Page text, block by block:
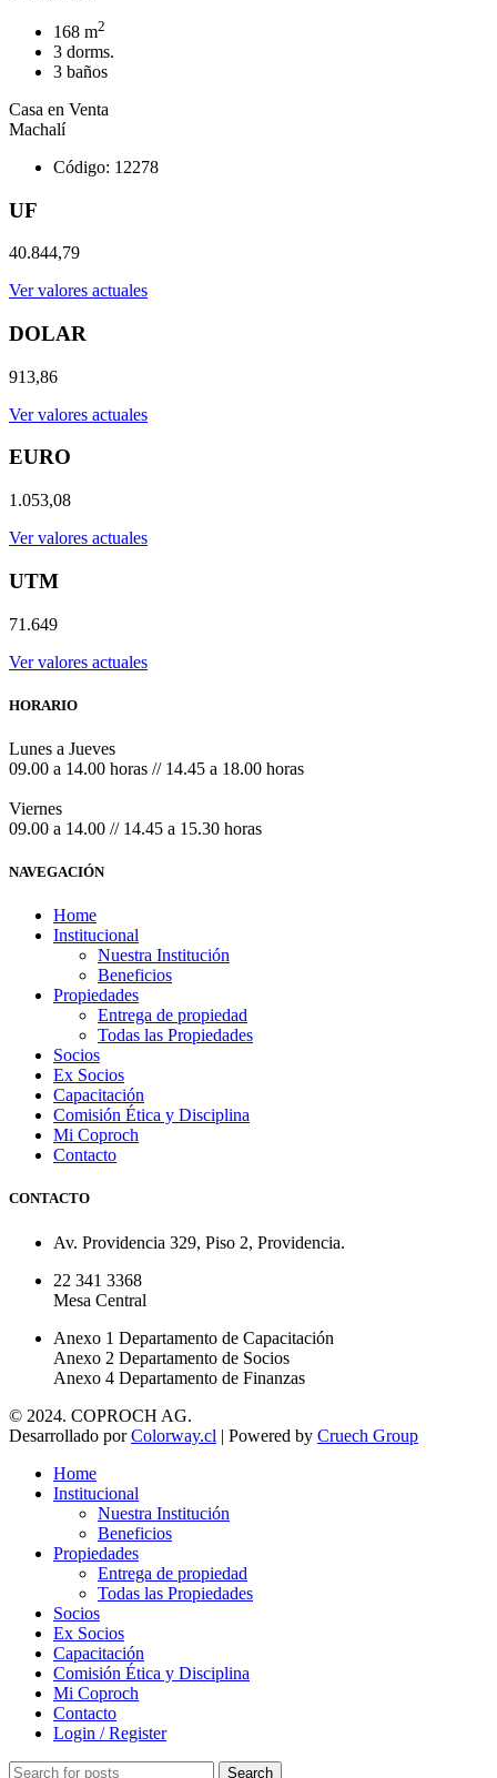
168 m2
3 dorms.
3 baños
Casa en Venta
Machalí
Código: 12278
UF
40.844,79
Ver valores actuales
DOLAR
913,86
Ver valores actuales
EURO
1.053,08
Ver valores actuales
UTM
71.649
Ver valores actuales
HORARIO
Lunes a Jueves
09.00 a 14.00 horas // 14.45 a 18.00 horas
Viernes
09.00 a 14.00 // 14.45 a 15.30 horas
NAVEGACIÓN
Home
Institucional
Nuestra Institución
Beneficios
Propiedades
Entrega de propiedad
Todas las Propiedades
Socios
Ex Socios
Capacitación
Comisión Ética y Disciplina
Mi Coproch
Contacto
CONTACTO
Av. Providencia 329, Piso 2, Providencia.
22 341 3368
Mesa Central
Anexo 1 Departamento de Capacitación
Anexo 2 Departamento de Socios
Anexo 4 Departamento de Finanzas
© 2024. COPROCH AG.
Desarrollado porColorway.cl | Powered by Cruech Group
Home
Institucional
Nuestra Institución
Beneficios
Propiedades
Entrega de propiedad
Todas las Propiedades
Socios
Ex Socios
Capacitación
Comisión Ética y Disciplina
Mi Coproch
Contacto
Login / Register
Search